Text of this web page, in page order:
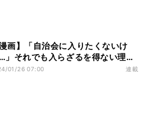
漫画】「自治会に入りたくないけ
」それでも入らざるを得ない理由
…
01/26 07:00 連載